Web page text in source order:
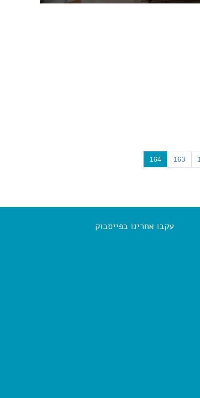
163
164
c
e
t
עקבו אחרינו בפייסבוק